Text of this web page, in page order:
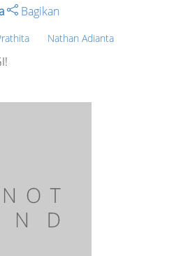
Bagikan
Nathan Adianta